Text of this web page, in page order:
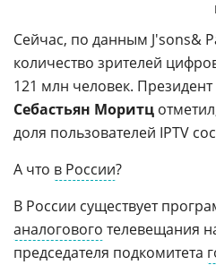
Сейчас, по данным J'sons&
количество зрителей
121 млн человек.
Себастьян Моритц
доля пользователей IPTV
А что в России?
В России существует
аналогового телевещания
председателя подкомитета